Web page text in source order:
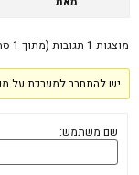
מוצגות 1 תגובות (מתוך 1 סה״כ)
יש להתחבר למערכת על
שם משתמש: